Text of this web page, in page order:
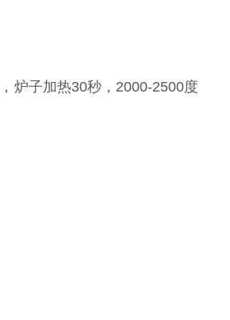
炉子加热30秒，2000-2500度